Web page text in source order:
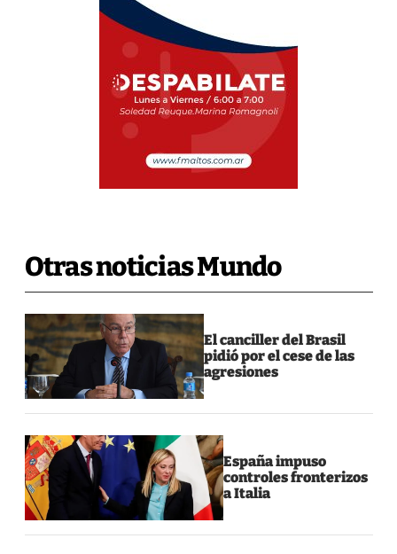
Otras noticias Mundo
El canciller del Brasil
pidió por el cese de las
agresiones
España impuso
controles fronterizos
a Italia